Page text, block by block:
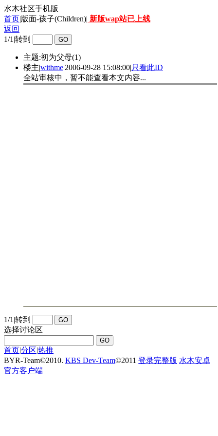
水木社区手机版
首页|版面-孩子(Children)| 新版wap站已上线
返回
1/1 |转到
主题:初为父母(1)
楼主|withme|2006-09-28 15:08:00|只看此ID
全站审核中，暂不能查看本文内容...
1/1 |转到
选择讨论区
首页|分区|热推
BYR-Team©2010. KBS Dev-Team©2011 登录完整版 水木安卓
官方客户端